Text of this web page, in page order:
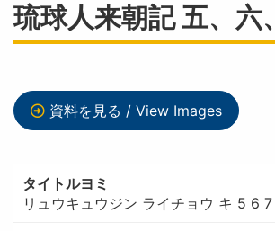
琉球人来朝記 五、六
資料を見る / View Images
タイトルヨミ
リュウキュウジン ライチョウ キ 5 6 7